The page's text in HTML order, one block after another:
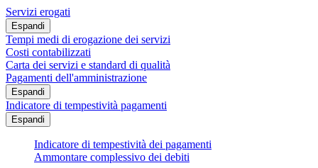
Servizi erogati
Espandi
Tempi medi di erogazione dei servizi
Costi contabilizzati
Carta dei servizi e standard di qualità
Pagamenti dell'amministrazione
Espandi
Indicatore di tempestività pagamenti
Espandi
Indicatore di tempestività dei pagamenti
Ammontare complessivo dei debiti